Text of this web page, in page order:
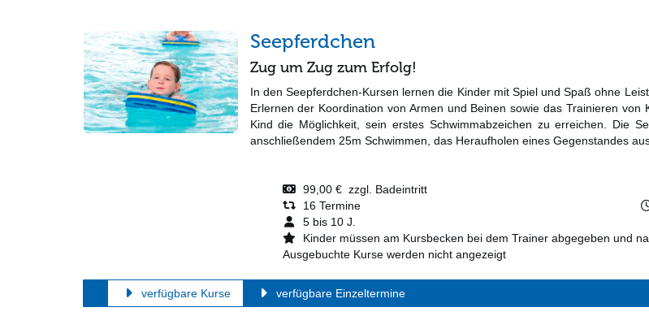
Seepferdchen
Zug um Zug zum Erfolg!
In den Seepferdchen-Kursen lernen die Kinder mit Spiel und Spaß ohne
Erlernen der Koordination von Armen und Beinen sowie das Trainieren
Kind die Möglichkeit, sein erstes Schwimmabzeichen zu erreichen. Die
anschließendem 25m Schwimmen, das Heraufholen eines Gegenstandes
99,00 € zzgl. Badeintritt
16 Termine
5 bis 10 J.
Kinder müssen am Kursbecken bei dem Trainer abgegeben und
Ausgebuchte Kurse werden nicht angezeigt
verfügbare Kurse verfügbare Einzeltermine